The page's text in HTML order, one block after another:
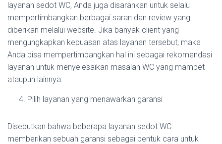
layanan sedot WC, Anda juga disarankan untuk selalu
mempertimbangkan berbagai saran dan review yang
diberikan melalui website. Jika banyak client yang
mengungkapkan kepuasan atas layanan tersebut, maka
Anda bisa mempertimbangkan hal ini sebagai rekomendasi
layanan untuk menyelesaikan masalah WC yang mampet
ataupun lainnya.
Pilih layanan yang menawarkan garansi
Disebutkan bahwa beberapa layanan sedot WC
memberikan sebuah garansi sebagai bentuk cara untuk